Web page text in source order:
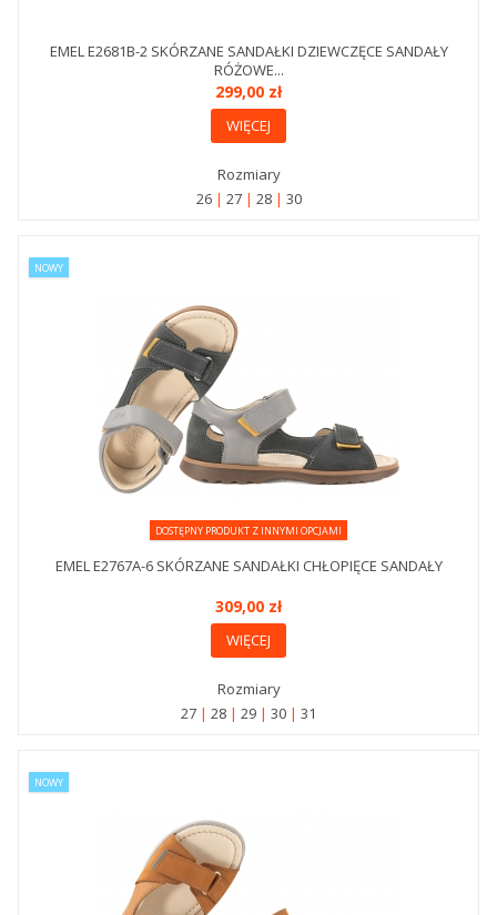
EMEL E2681B-2 SKÓRZANE SANDAŁKI DZIEWCZĘCE SANDAŁY
RÓŻOWE...
299,00 zł
WIĘCEJ
Rozmiary
26
27 28 30
NOWY
DOSTĘPNY PRODUKT Z INNYMI OPCJAMI
EMEL E2767A-6 SKÓRZANE SANDAŁKI CHŁOPIĘCE SANDAŁY
309,00 zł
WIĘCEJ
Rozmiary
27
28 29 30 31
NOWY